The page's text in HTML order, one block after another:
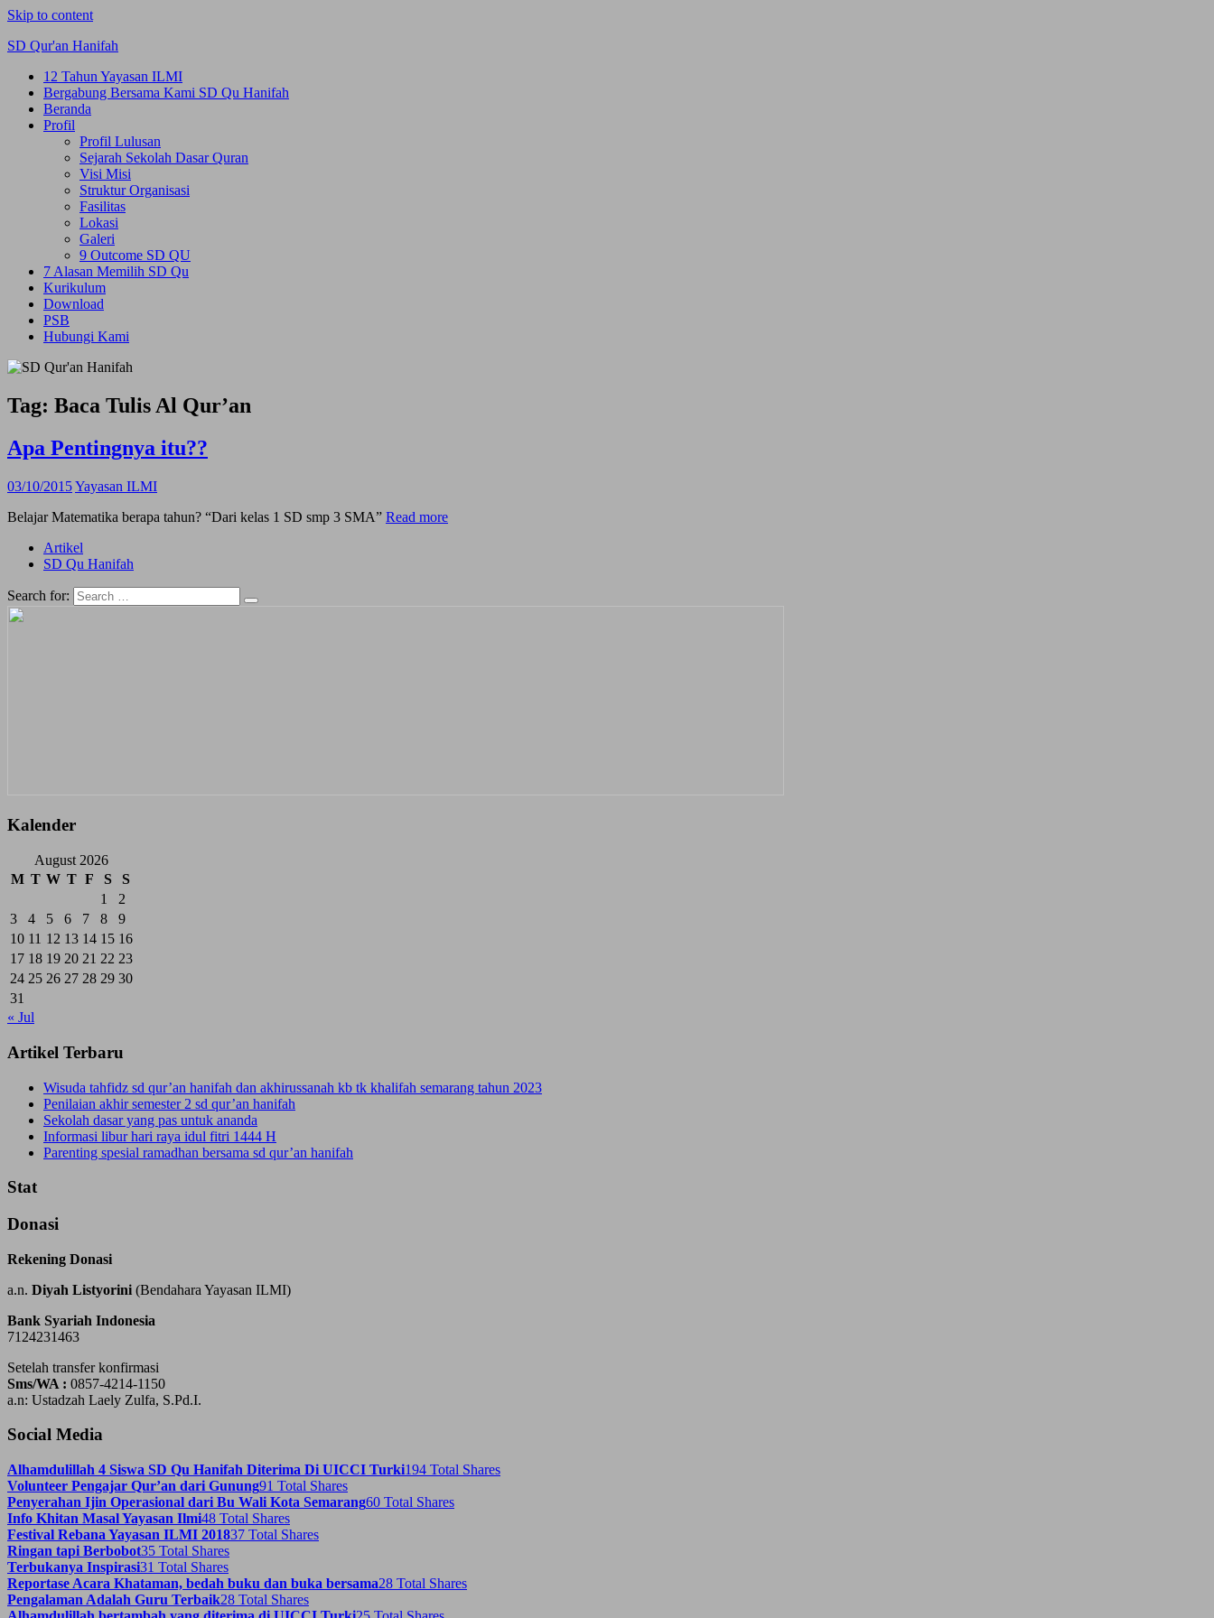
Skip to content
SD Qur'an Hanifah
12 Tahun Yayasan ILMI
Bergabung Bersama Kami SD Qu Hanifah
Beranda
Profil
Profil Lulusan
Sejarah Sekolah Dasar Quran
Visi Misi
Struktur Organisasi
Fasilitas
Lokasi
Galeri
9 Outcome SD QU
7 Alasan Memilih SD Qu
Kurikulum
Download
PSB
Hubungi Kami
Tag: Baca Tulis Al Qur’an
Apa Pentingnya itu??
03/10/2015Yayasan ILMI
Belajar Matematika berapa tahun? “Dari kelas 1 SD smp 3 SMA” Read more
Artikel
SD Qu Hanifah
Search for:
Kalender
August 2026
M T W T F S
S
1
2
3
4 5 6 7 8
9
10 11 12 13 14 15 16
17 18 19 20 21 22 23
24 25 26 27 28 29 30
31
« Jul
Artikel Terbaru
Wisuda tahfidz sd qur’an hanifah dan akhirussanah kb tk khalifah semarang tahun 2023
Penilaian akhir semester 2 sd qur’an hanifah
Sekolah dasar yang pas untuk ananda
Informasi libur hari raya idul fitri 1444 H
Parenting spesial ramadhan bersama sd qur’an hanifah
Stat
Donasi
Rekening Donasi
a.n. Diyah Listyorini (Bendahara Yayasan ILMI)
Bank Syariah Indonesia
7124231463
Setelah transfer konfirmasi
Sms/WA : 0857-4214-1150
a.n: Ustadzah Laely Zulfa, S.Pd.I.
Social Media
Alhamdulillah 4 Siswa SD Qu Hanifah Diterima Di UICCI Turki194 Total Shares
Volunteer Pengajar Qur’an dari Gunung91 Total Shares
Penyerahan Ijin Operasional dari Bu Wali Kota Semarang60 Total Shares
Info Khitan Masal Yayasan Ilmi48 Total Shares
Festival Rebana Yayasan ILMI 201837 Total Shares
Ringan tapi Berbobot35 Total Shares
Terbukanya Inspirasi31 Total Shares
Reportase Acara Khataman, bedah buku dan buka bersama28 Total Shares
Pengalaman Adalah Guru Terbaik28 Total Shares